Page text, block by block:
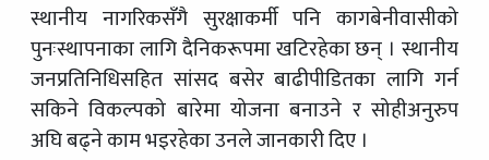
स्थानीय नागरिकसँगै सुरक्षाकर्मी पनि कागबेनीवासीको
पुनःस्थापनाका लागि दैनिकरूपमा खटिरहेका छन् । स्थानीय
जनप्रतिनिधिसहित सांसद बसेर बाढीपीडितका लागि गर्न
सकिने विकल्पको बारेमा योजना बनाउने र सोहीअनुरुप
अघि बढ्ने काम भइरहेका उनले जानकारी दिए ।